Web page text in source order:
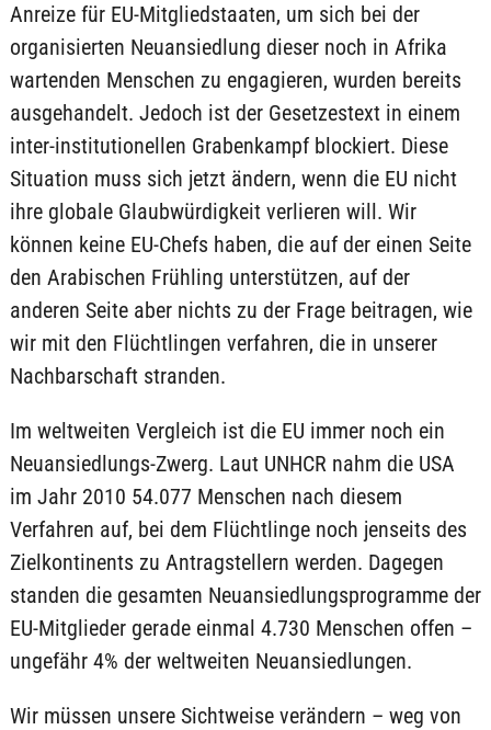
Anreize für EU-Mitgliedstaaten, um sich bei der
organisierten Neuansiedlung dieser noch in Afrika
wartenden Menschen zu engagieren, wurden bereits
ausgehandelt. Jedoch ist der Gesetzestext in einem
inter-institutionellen Grabenkampf blockiert. Diese
Situation muss sich jetzt ändern, wenn die EU nicht
ihre globale Glaubwürdigkeit verlieren will. Wir
können keine EU-Chefs haben, die auf der einen Seite
den Arabischen Frühling unterstützen, auf der
anderen Seite aber nichts zu der Frage beitragen, wie
wir mit den Flüchtlingen verfahren, die in unserer
Nachbarschaft stranden.
Im weltweiten Vergleich ist die EU immer noch ein
Neuansiedlungs-Zwerg. Laut UNHCR nahm die USA
im Jahr 2010 54.077 Menschen nach diesem
Verfahren auf, bei dem Flüchtlinge noch jenseits des
Zielkontinents zu Antragstellern werden. Dagegen
standen die gesamten Neuansiedlungsprogramme der
EU-Mitglieder gerade einmal 4.730 Menschen offen –
ungefähr 4% der weltweiten Neuansiedlungen.
Wir müssen unsere Sichtweise verändern – weg von